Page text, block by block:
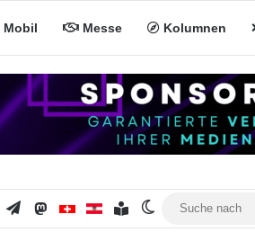
Mobil Messe Kolumnen
YouTubeTelegramMastodonMiNa CHMiNa ATInhaltsverzeichnis
Skin umschalten